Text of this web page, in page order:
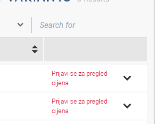
Prijavi se za pregled
cijena
Prijavi se za pregled
cijena